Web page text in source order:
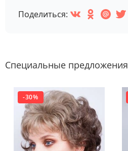
Поделиться:
Специальные предложения
-30%